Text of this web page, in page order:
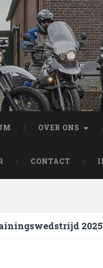
OVER ONS
CONTACT
2025